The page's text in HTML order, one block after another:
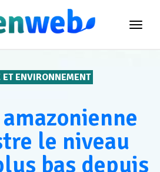
ET ENVIRONNEMENT
le niveau
bas depuis